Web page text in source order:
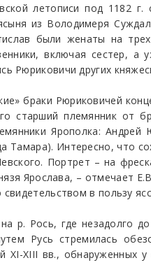
летописи под 1182
из Володимеря
были женаты на
включая сестер,
Рюриковичи других
браки Рюриковичей
племянник от
Ярополка:
Интересно, что
Портрет – на
Ярослава, – отмечает
в пользу
р. Рось, где незадолго
Русь стремилась
XI-XIII вв.,